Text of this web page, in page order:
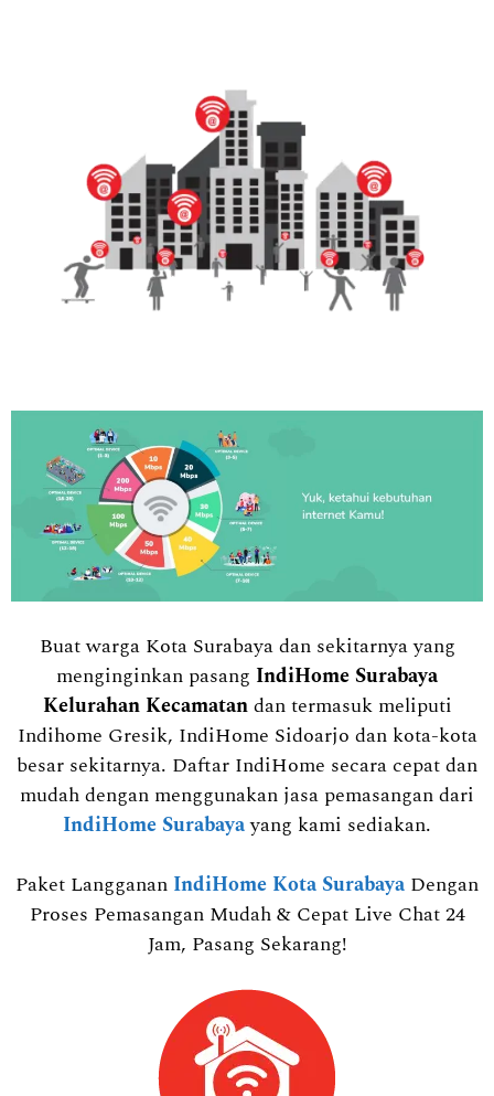
Buat warga Kota Surabaya dan sekitarnya yang
menginginkan pasang IndiHome Surabaya
Kelurahan Kecamatandan termasuk meliputi
Indihome Gresik, IndiHome Sidoarjo dan kota-kota
besar sekitarnya. Daftar IndiHome secara cepat dan
mudah dengan menggunakan jasa pemasangan dari
IndiHome Surabayayang kami sediakan.
Paket Langganan IndiHome Kota Surabaya Dengan
Proses Pemasangan Mudah & Cepat Live Chat 24
Jam, Pasang Sekarang!